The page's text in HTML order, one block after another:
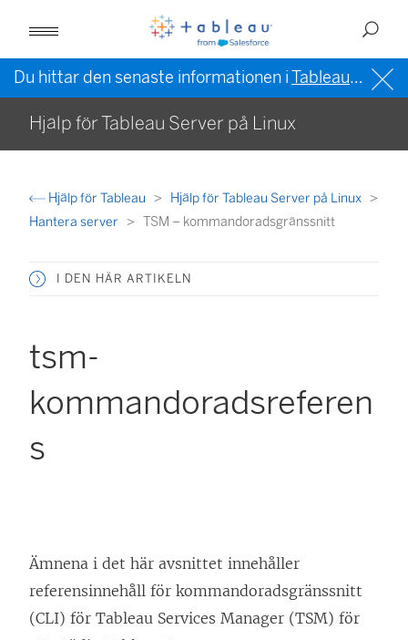
Du hittar den senaste informationen iTableau-hjälpen på engelska (USA)
Hjälp för Tableau Server på Linux
Hjälp för Tableau
Hjälp för Tableau Server på Linux
Hantera server
TSM – kommandoradsgränssnitt
I DEN HÄR ARTIKELN
tsm-
kommandoradsreferen
s
Ämnena i det här avsnittet innehåller
referensinnehåll för kommandoradsgränssnitt
(CLI) för Tableau Services Manager (TSM) för